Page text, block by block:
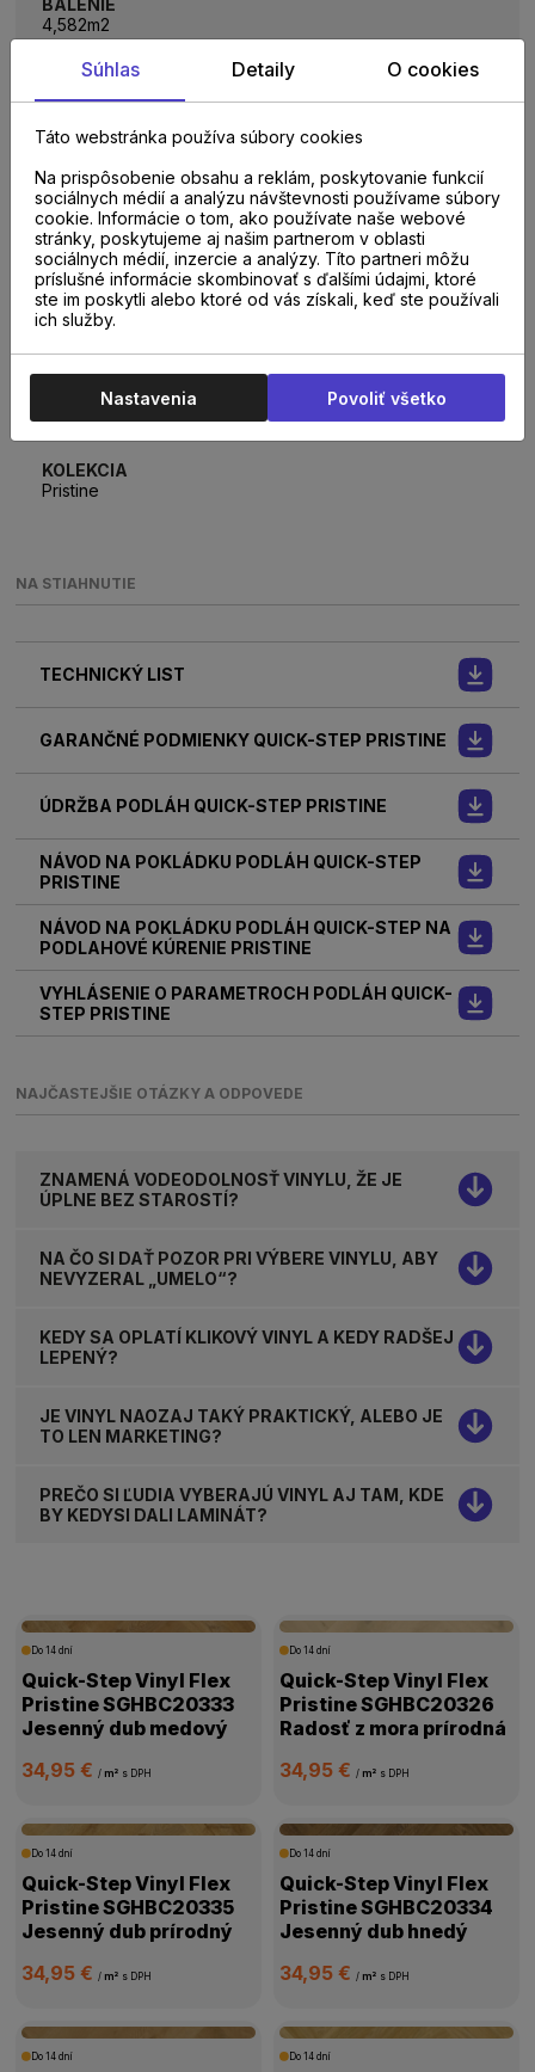
4,582m2
DIZAJN
INTEGROVANÁ PODLOŽKA
Nie
VZORKA NA PREDAJNI
Kopčianska 29, Bratislava, Galvániho 5890/7, Bratislava
POČET LAMIEL V BALENÍ
48 lamiel
KOLEKCIA
Pristine
NA STIAHNUTIE
TECHNICKÝ LIST
GARANČNÉ PODMIENKY QUICK-STEP PRISTINE
ÚDRŽBA PODLÁH QUICK-STEP PRISTINE
NÁVOD NA POKLÁDKU PODLÁH QUICK-STEP
PRISTINE
NÁVOD NA POKLÁDKU PODLÁH QUICK-STEP NA
PODLAHOVÉ KÚRENIE PRISTINE
VYHLÁSENIE O PARAMETROCH PODLÁH QUICK-
STEP PRISTINE
NAJČASTEJŠIE OTÁZKY A ODPOVEDE
ZNAMENÁ VODEODOLNOSŤ VINYLU, ŽE JE
ÚPLNE BEZ STAROSTÍ?
NA ČO SI DAŤ POZOR PRI VÝBERE VINYLU, ABY
NEVYZERAL „UMELO“?
KEDY SA OPLATÍ KLIKOVÝ VINYL A KEDY RADŠEJ
LEPENÝ?
JE VINYL NAOZAJ TAKÝ PRAKTICKÝ, ALEBO JE
TO LEN MARKETING?
PREČO SI ĽUDIA VYBERAJÚ VINYL AJ TAM, KDE
BY KEDYSI DALI LAMINÁT?
Do 14 dní
Quick-Step Vinyl Flex
Pristine SGHBC20333
Jesenný dub medový
34,95 €/ m² s DPH
Do 14 dní
Quick-Step Vinyl Flex
Pristine SGHBC20326
Radosť z mora prírodná
34,95 € / m² s DPH
Do 14 dní
Quick-Step Vinyl Flex
Pristine SGHBC20335
Jesenný dub prírodný
34,95 €/ m² s DPH
Do 14 dní
Quick-Step Vinyl Flex
Pristine SGHBC20334
Jesenný dub hnedý
34,95 € / m² s DPH
Do 14 dní Do 14 dní
Súhlas Detaily O cookies
Táto webstránka používa súbory cookies
Na prispôsobenie obsahu a reklám, poskytovanie funkcií
sociálnych médií a analýzu návštevnosti používame súbory
cookie. Informácie o tom, ako používate naše webové
stránky, poskytujeme aj našim partnerom v oblasti
sociálnych médií, inzercie a analýzy. Títo partneri môžu
príslušné informácie skombinovať s ďalšími údajmi, ktoré
ste im poskytli alebo ktoré od vás získali, keď ste používali
ich služby.
Nastavenia Povoliť všetko